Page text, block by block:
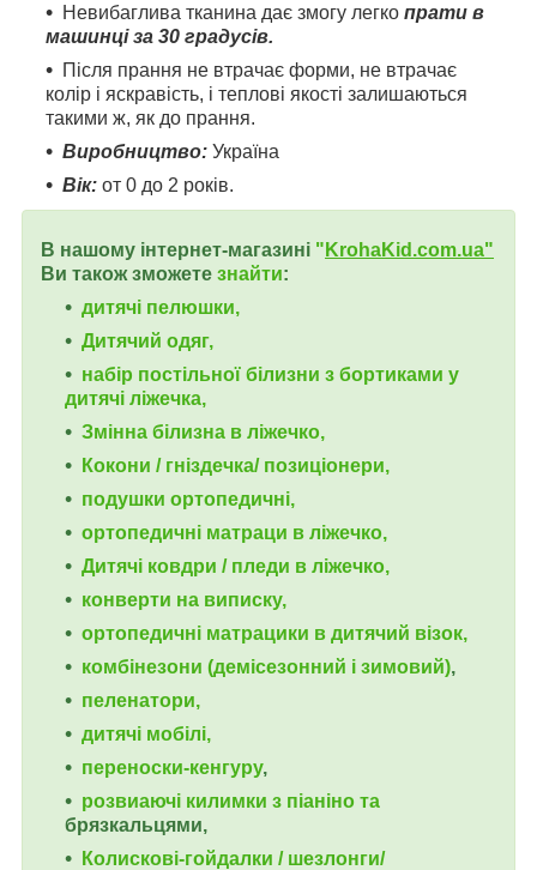
Невибаглива тканина дає змогу легко прати в
машинці за 30 градусів.
Після прання не втрачає форми, не втрачає
колір і яскравість, і теплові якості залишаються
такими ж, як до прання.
Виробництво: Україна
Вік: от 0 до 2 років.
В нашому інтернет-магазині " KrohaKid.com.ua"
Ви також зможете знайти:
дитячі пелюшки,
Дитячий одяг,
набір постільної білизни з бортиками у
дитячі ліжечка,
Змінна білизна в ліжечко,
Кокони / гніздечка/ позиціонери,
подушки ортопедичні,
ортопедичні матраци в ліжечко,
Дитячі ковдри / пледи в ліжечко,
конверти на виписку,
ортопедичні матрацики в дитячий візок,
комбінезони (демісезонний і зимовий),
пеленатори,
дитячі мобілі,
переноски-кенгуру,
розвиаючі килимки з піаніно та
брязкальцями,
Колискові-гойдалки / шезлонги/